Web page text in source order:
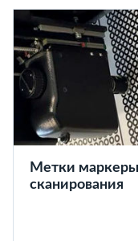
Метки
сканирования